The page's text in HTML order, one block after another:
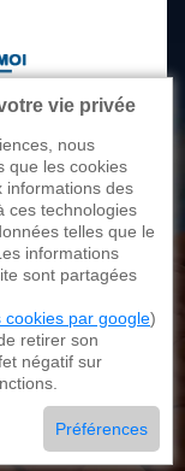
légales
vie privée
nous
que les cookies
informations des
ces technologies
telles que le
informations
sont partagées
cookies par google)
retirer son
négatif sur
Préférences